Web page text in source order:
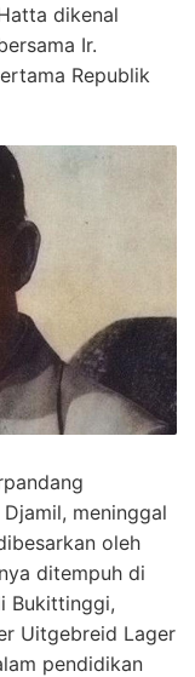
dikenal
Ir.
Republik
meninggal
oleh
ditempuh di
Bukittinggi,
Uitgebreid Lager
pendidikan